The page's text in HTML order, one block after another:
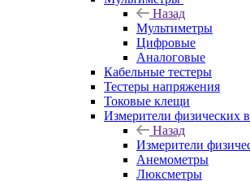
Назад
Мультиметры
Цифровые
Аналоговые
Кабельные тестеры
Тестеры напряжения
Токовые клещи
Измерители физических
Назад
Измерители
Анемометры
Люксметры